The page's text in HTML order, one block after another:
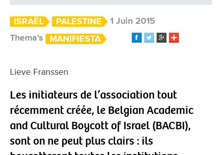
ISRAËL PALESTINE
1 Juin 2015
Thema's
MANIFIESTA
Lieve Franssen
Les initiateurs de l’association tout
récemment créée, le Belgian Academic
and Cultural Boycott of Israel (BACBI),
sont on ne peut plus clairs : ils